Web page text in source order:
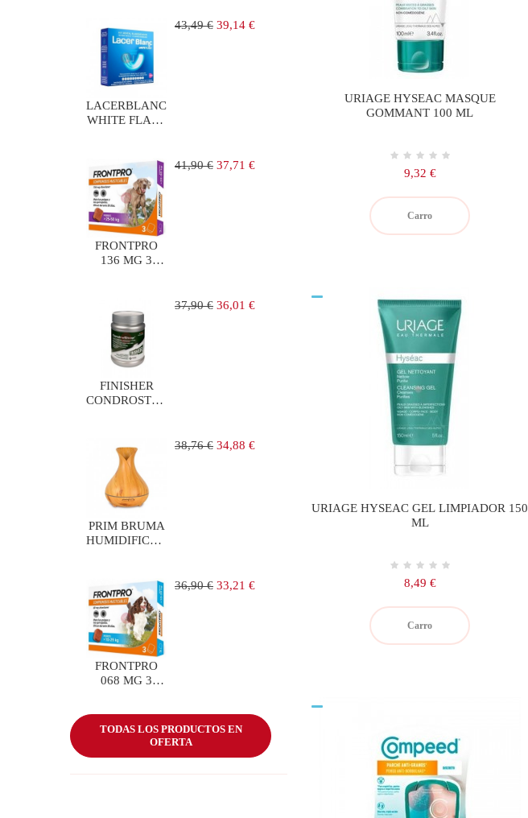
MEDICAMENTOS
LACERBLANC
WHITE FLASH
Precio
43,49 € Precio
39,14 €
FRONTPRO
136 MG 3
Precio
41,90 € Precio
37,71 €
FINISHER
CONDROSTOP
Precio
37,90 € Precio
36,01 €
PRIM BRUMA
HUMIDIFICADOR
Precio
38,76 € Precio
34,88 €
FRONTPRO
068 MG 3
KG
Precio
36,90 € Precio
33,21 €
TODAS LOS PRODUCTOS EN
OFERTA
URIAGE HYSEAC MASQUE
GOMMANT 100 ML
Precio
9,32 €
Carro
URIAGE HYSEAC GEL LIMPIADOR 150
ML
Precio
8,49 €
Carro